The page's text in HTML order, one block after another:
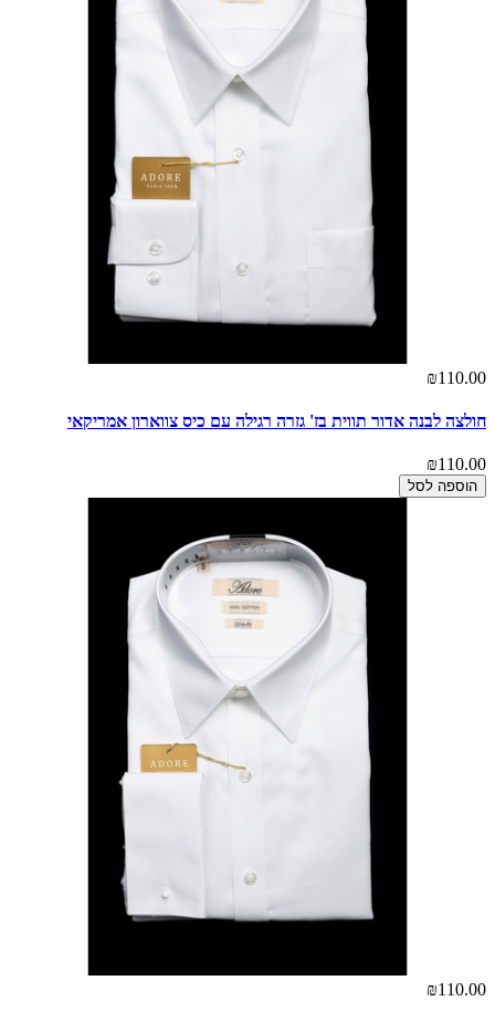
₪110.00
חולצה לבנה אדור תווית בז' גזרה רגילה עם כיס צווארון אמריקאי
₪110.00
הוספה לסל
₪110.00